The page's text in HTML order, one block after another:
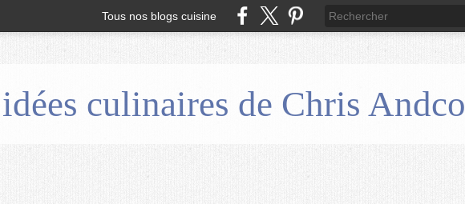
Tous nos blogs cuisine
culinaires de Chris Andco